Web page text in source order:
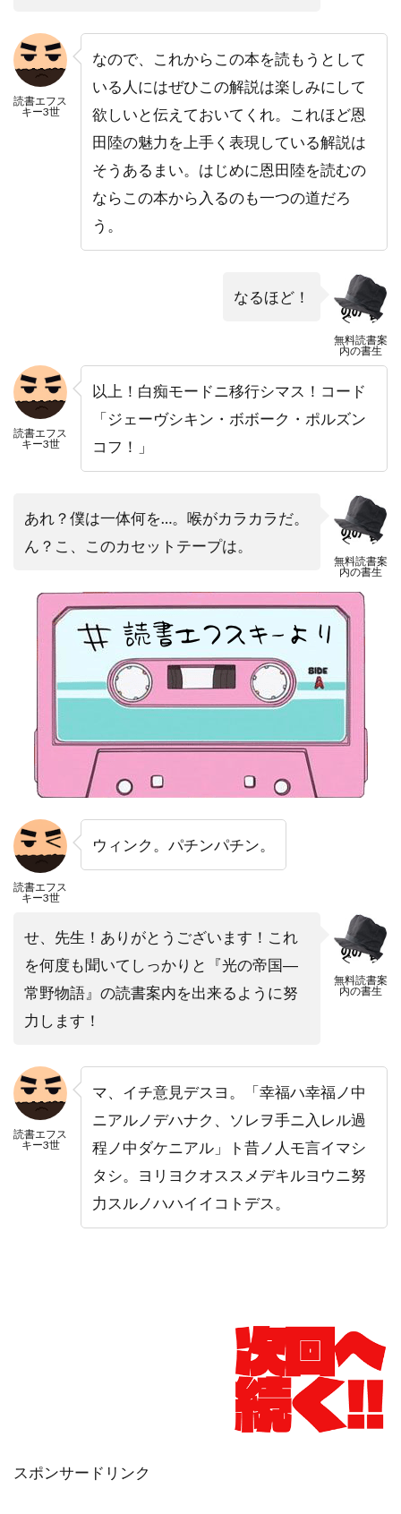
読書エフス
キー3世
なので、これからこの本を読もうとして
いる人にはぜひこの解説は楽しみにして
欲しいと伝えておいてくれ。これほど恩
田陸の魅力を上手く表現している解説は
そうあるまい。はじめに恩田陸を読むの
ならこの本から入るのも一つの道だろ
う。
無料読書案
内の書生
なるほど！
読書エフス
キー3世
以上！白痴モードニ移行シマス！コード
「ジェーヴシキン・ボボーク・ポルズン
コフ！」
無料読書案
内の書生
あれ？僕は一体何を…。喉がカラカラだ。
ん？こ、このカセットテープは。
読書エフス
キー3世
ウィンク。パチンパチン。
無料読書案
内の書生
せ、先生！ありがとうございます！これ
を何度も聞いてしっかりと『光の帝国―
常野物語』の読書案内を出来るように努
力します！
読書エフス
キー3世
マ、イチ意見デスヨ。「幸福ハ幸福ノ中
ニアルノデハナク、ソレヲ手ニ入レル過
程ノ中ダケニアル」ト昔ノ人モ言イマシ
タシ。ヨリヨクオススメデキルヨウニ努
力スルノハハイイコトデス。
スポンサードリンク